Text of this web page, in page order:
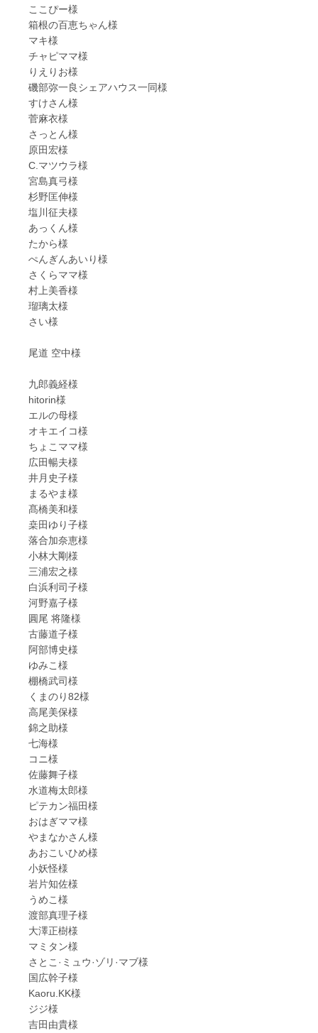
ここぴー様
箱根の百恵ちゃん様
マキ様
チャピママ様
りえりお様
磯部弥一良シェアハウス一同様
すけさん様
菅麻衣様
さっとん様
原田宏様
C.マツウラ様
宮島真弓様
杉野匡伸様
塩川征夫様
あっくん様
たから様
ぺんぎんあいり様
さくらママ様
村上美香様
瑠璃太様
さい様
尾道 空中様
九郎義経様
hitorin様
エルの母様
オキエイコ様
ちょこママ様
広田暢夫様
井月史子様
まるやま様
髙橋美和様
桒田ゆり子様
落合加奈恵様
小林大剛様
三浦宏之様
白浜利司子様
河野嘉子様
圓尾 将隆様
古藤道子様
阿部博史様
ゆみこ様
棚橋武司様
くまのり82様
高尾美保様
錦之助様
七海様
コニ様
佐藤舞子様
水道梅太郎様
ピテカン福田様
おはぎママ様
やまなかさん様
あおこいひめ様
小妖怪様
岩片知佐様
うめこ様
渡部真理子様
大澤正樹様
マミタン様
さとこ·ミュウ·ゾリ·マブ様
国広幹子様
Kaoru.KK様
ジジ様
吉田由貴様